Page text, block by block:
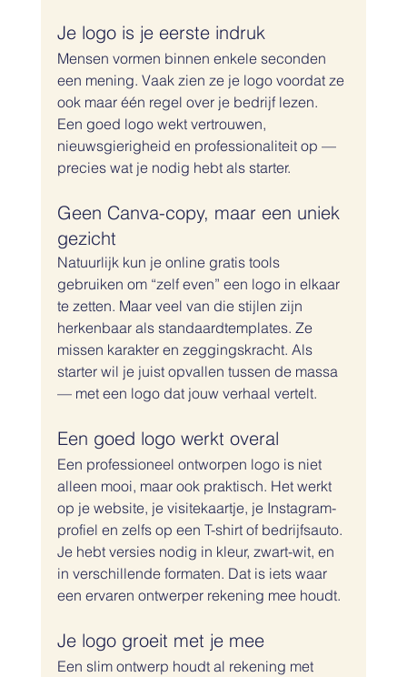
Je logo is je eerste indruk
Mensen vormen binnen enkele seconden
een mening. Vaak zien ze je logo voordat ze
ook maar één regel over je bedrijf lezen.
Een goed logo wekt vertrouwen,
nieuwsgierigheid en professionaliteit op —
precies wat je nodig hebt als starter.
Geen Canva-copy, maar een uniek
gezicht
Natuurlijk kun je online gratis tools
gebruiken om “zelf even” een logo in elkaar
te zetten. Maar veel van die stijlen zijn
herkenbaar als standaardtemplates. Ze
missen karakter en zeggingskracht. Als
starter wil je juist opvallen tussen de massa
— met een logo dat jouw verhaal vertelt.
Een goed logo werkt overal
Een professioneel ontworpen logo is niet
alleen mooi, maar ook praktisch. Het werkt
op je website, je visitekaartje, je Instagram-
profiel en zelfs op een T-shirt of bedrijfsauto.
Je hebt versies nodig in kleur, zwart-wit, en
in verschillende formaten. Dat is iets waar
een ervaren ontwerper rekening mee houdt.
Je logo groeit met je mee
Een slim ontwerp houdt al rekening met